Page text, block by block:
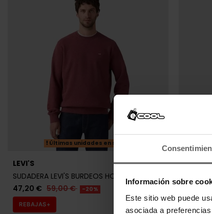
Información sobre
Este sitio web puede
asociada a
Últimas unidades en stock
LEVI'S
SUDADERA LEVI'S BURDEOS HOMBRE
47,20 € 59,00 € -20%
REBAJAS+
LEVI'S
23,96 €